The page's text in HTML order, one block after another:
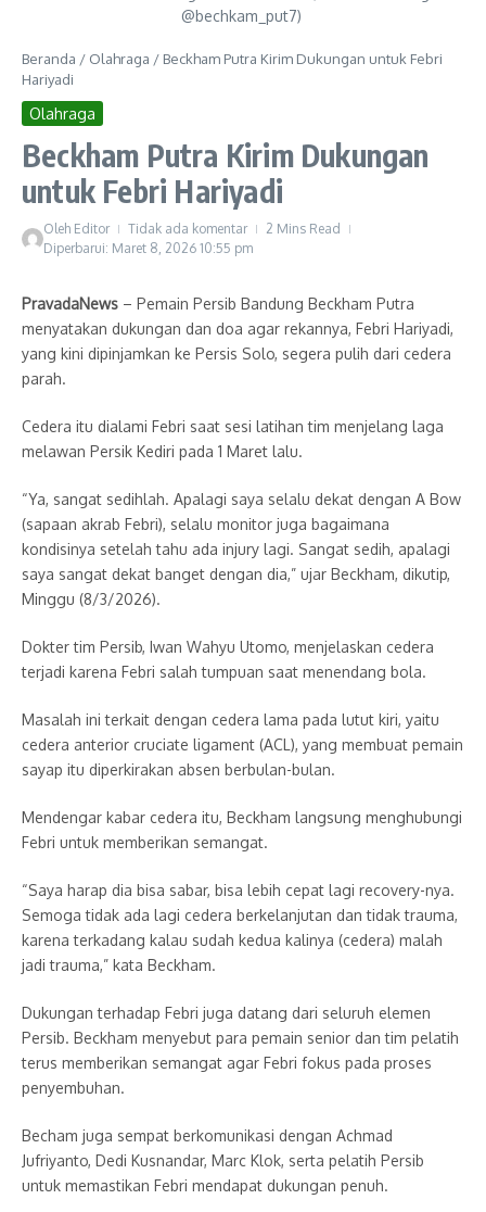
@bechkam_put7)
Beranda / Olahraga / Beckham Putra Kirim Dukungan untuk Febri
Hariyadi
Olahraga
Beckham Putra Kirim Dukungan
untuk Febri Hariyadi
Oleh Editor Tidak ada komentar
2 Mins Read
Diperbarui: Maret 8, 2026 10:55 pm
PravadaNews – Pemain Persib Bandung Beckham Putra
menyatakan dukungan dan doa agar rekannya, Febri Hariyadi,
yang kini dipinjamkan ke Persis Solo, segera pulih dari cedera
parah.
Cedera itu dialami Febri saat sesi latihan tim menjelang laga
melawan Persik Kediri pada 1 Maret lalu.
“Ya, sangat sedihlah. Apalagi saya selalu dekat dengan A Bow
(sapaan akrab Febri), selalu monitor juga bagaimana
kondisinya setelah tahu ada injury lagi. Sangat sedih, apalagi
saya sangat dekat banget dengan dia,” ujar Beckham, dikutip,
Minggu (8/3/2026).
Dokter tim Persib, Iwan Wahyu Utomo, menjelaskan cedera
terjadi karena Febri salah tumpuan saat menendang bola.
Masalah ini terkait dengan cedera lama pada lutut kiri, yaitu
cedera anterior cruciate ligament (ACL), yang membuat pemain
sayap itu diperkirakan absen berbulan-bulan.
Mendengar kabar cedera itu, Beckham langsung menghubungi
Febri untuk memberikan semangat.
“Saya harap dia bisa sabar, bisa lebih cepat lagi recovery-nya.
Semoga tidak ada lagi cedera berkelanjutan dan tidak trauma,
karena terkadang kalau sudah kedua kalinya (cedera) malah
jadi trauma,” kata Beckham.
Dukungan terhadap Febri juga datang dari seluruh elemen
Persib. Beckham menyebut para pemain senior dan tim pelatih
terus memberikan semangat agar Febri fokus pada proses
penyembuhan.
Becham juga sempat berkomunikasi dengan Achmad
Jufriyanto, Dedi Kusnandar, Marc Klok, serta pelatih Persib
untuk memastikan Febri mendapat dukungan penuh.